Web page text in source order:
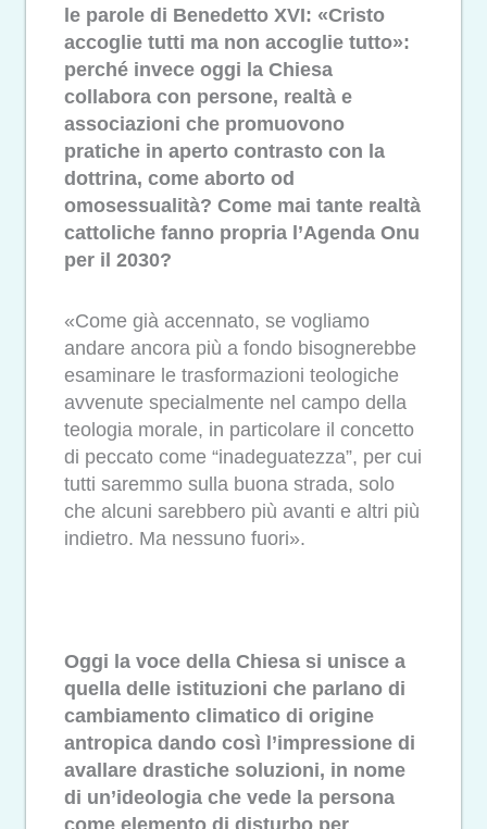
le parole di Benedetto XVI: «Cristo
accoglie tutti ma non accoglie tutto»:
perché invece oggi la Chiesa
collabora con persone, realtà e
associazioni che promuovono
pratiche in aperto contrasto con la
dottrina, come aborto od
omosessualità? Come mai tante realtà
cattoliche fanno propria l’Agenda Onu
per il 2030?
«Come già accennato, se vogliamo
andare ancora più a fondo bisognerebbe
esaminare le trasformazioni teologiche
avvenute specialmente nel campo della
teologia morale, in particolare il concetto
di peccato come “inadeguatezza”, per cui
tutti saremmo sulla buona strada, solo
che alcuni sarebbero più avanti e altri più
indietro. Ma nessuno fuori».
Oggi la voce della Chiesa si unisce a
quella delle istituzioni che parlano di
cambiamento climatico di origine
antropica dando così l’impressione di
avallare drastiche soluzioni, in nome
di un’ideologia che vede la persona